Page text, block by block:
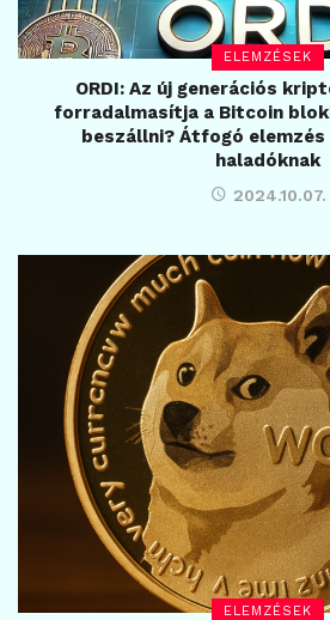
ELEMZÉSEK
ORDI: Az új generációs
forradalmasítja a Bitcoin
beszállni? Átfogó elemzés
haladóknak
2024.10.07.
ELEMZÉSEK